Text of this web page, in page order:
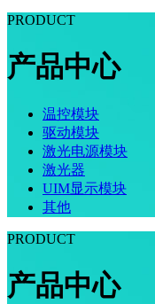
PRODUCT
产品中心
温控模块
驱动模块
激光电源模块
激光器
UIM显示模块
其他
PRODUCT
产品中心